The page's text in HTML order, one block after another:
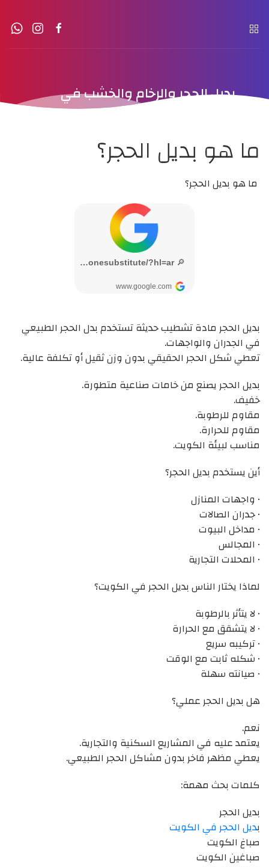
بديل الحجر والرخام والخشب في
ما هو بديل الحجر؟
ما هو بديل الحجر؟
بديل الحجر مادة تشطيب حديثة تستخدم بدل الحجر الطبيعي
في الجدران والواجهات.
تعطي شكل الحجر الحقيقي بدون وزن ثقيل أو تكلفة عالية.
بديل الحجر يصنع من خامات صناعية متطورة.
خفيف.
مقاوم للرطوبة.
مقاوم للحرارة.
مناسب لبيئة الكويت.
أين يستخدم بديل الحجر؟
• واجهات المنازل
• جدران الصالات
• مداخل البيوت
• المجالس
• المحلات التجارية
لماذا يختار الناس بديل الحجر في الكويت؟
• لا يتأثر بالرطوبة
• لا يتشقق مع الحرارة
• تركيبه سريع
• شكله ثابت مع الوقت
• صيانته سهلة
هل بديل الحجر عملي؟
نعم.
يعتمد عليه في المشاريع السكنية والتجارية.
يعطي مظهر فاخر بدون مشاكل الحجر الطبيعي.
كلمات بحث مهمة:
بديل الحجر
بديل الحجر في الكويت
صباغ الكويت
صباغين الكويت